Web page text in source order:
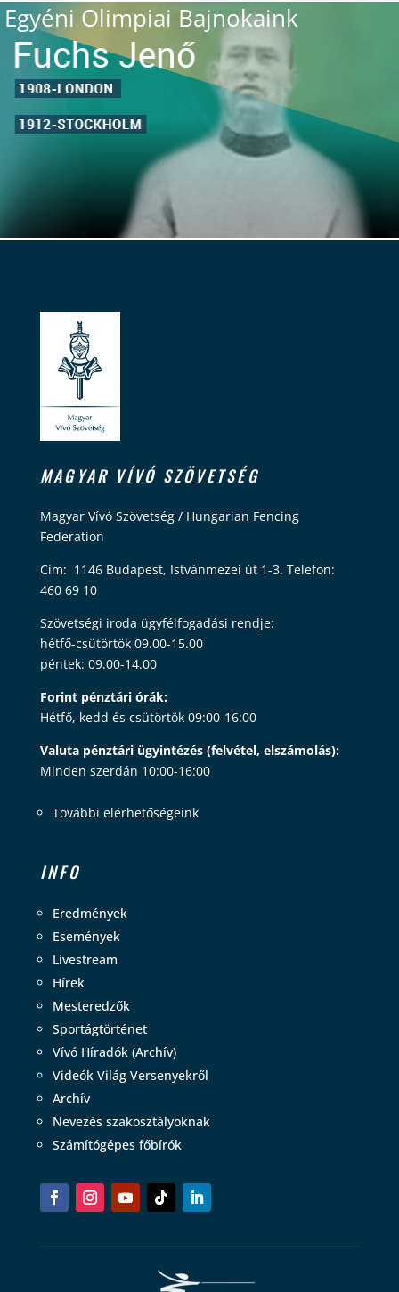
Egyéni Olimpiai Bajnokaink
MAGYAR VÍVÓ SZÖVETSÉG
Magyar Vívó Szövetség / Hungarian Fencing
Federation
Cím: 1146 Budapest, Istvánmezei út 1-3. Telefon:
460 69 10
Szövetségi iroda ügyfélfogadási rendje:
hétfő-csütörtök 09.00-15.00
péntek: 09.00-14.00
Forint pénztári órák:
Hétfő, kedd és csütörtök 09:00-16:00
Valuta pénztári ügyintézés (felvétel, elszámolás):
Minden szerdán 10:00-16:00
További elérhetőségeink
INFO
Eredmények
Események
Livestream
Hírek
Mesteredzők
Sportágtörténet
Vívó Híradók (Archív)
Videók Világ Versenyekről
Archív
Nevezés szakosztályoknak
Számítógépes főbírók